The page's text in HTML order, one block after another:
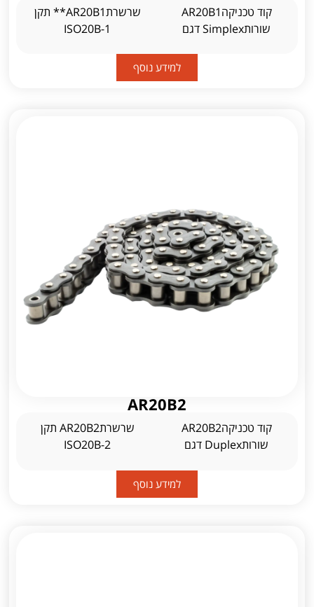
קוד טכניקהAR20B1
שורותSimplex דגם
שרשרתAR20B1** תקן
ISO20B-1
למידע נוסף
AR20B2
קוד טכניקהAR20B2
שורותDuplex דגם
שרשרתAR20B2 תקן
ISO20B-2
למידע נוסף